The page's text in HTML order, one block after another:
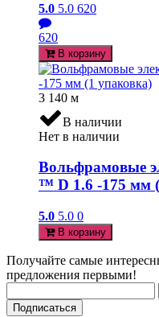
5.0 5.0 620
620
В корзину
3 140 м
В наличии
Нет в наличии
Вольфрамовые
™ D 1.6 -175 мм
5.0 5.0 0
В корзину
Получайте самые
предложения первыми!
Подписаться